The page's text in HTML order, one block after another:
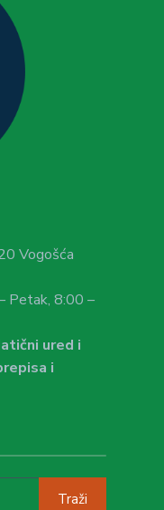
Vogošća
Petak, 8:00 –
ured i
i
Traži